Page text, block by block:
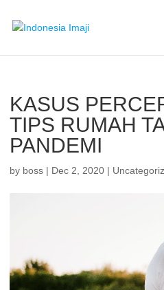
KASUS
TIPS RUMAH
PANDEMI
by boss | Dec 2, 2020 |